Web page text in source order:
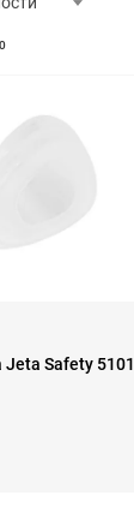
Safety 5101